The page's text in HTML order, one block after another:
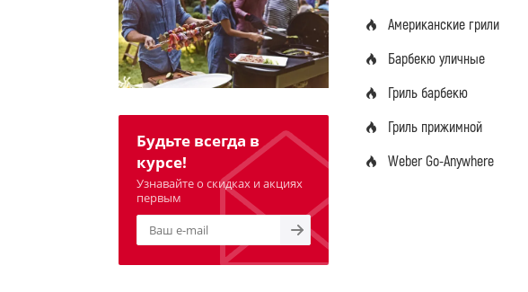
Американские грили
Барбекю уличные
Гриль барбекю
Гриль прижимной
Weber Go-Anywhere
Будьте всегда в
курсе!
Узнавайте о скидках и акциях
первым